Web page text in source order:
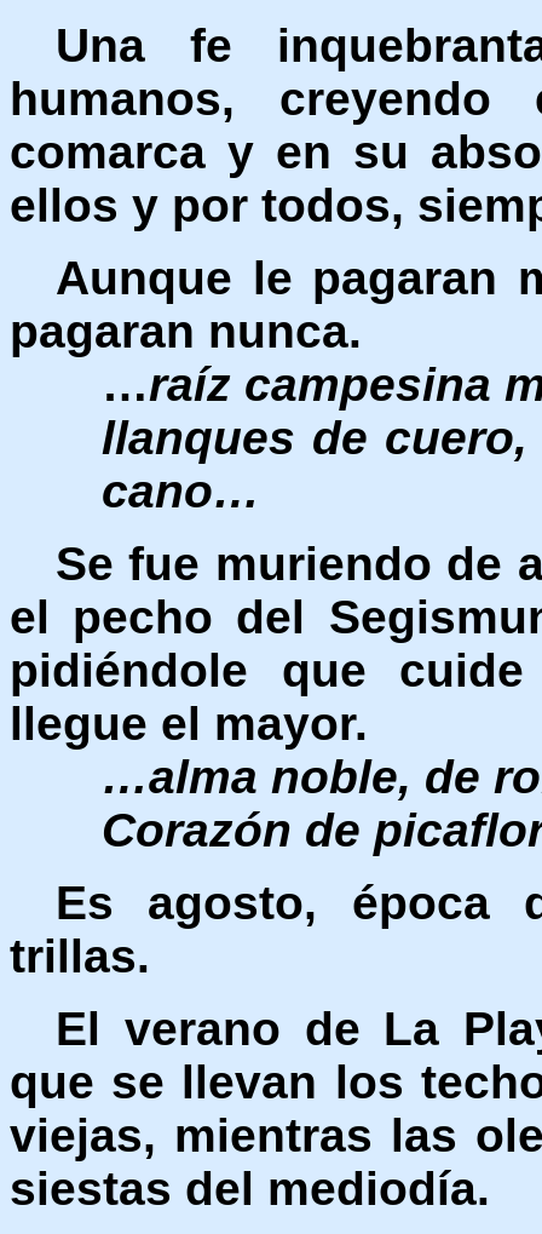
Una fe
humanos,
comarca y en su
ellos y por todos,
Aunque le pagaran
pagaran nunca.
…raíz campesina
llanques de
cano…
Se fue muriendo de
el pecho del
pidiéndole que
llegue el mayor.
…alma noble, de
Corazón de
Es agosto, época
trillas.
El verano de La
que se llevan los
viejas, mientras las
siestas del mediodía.